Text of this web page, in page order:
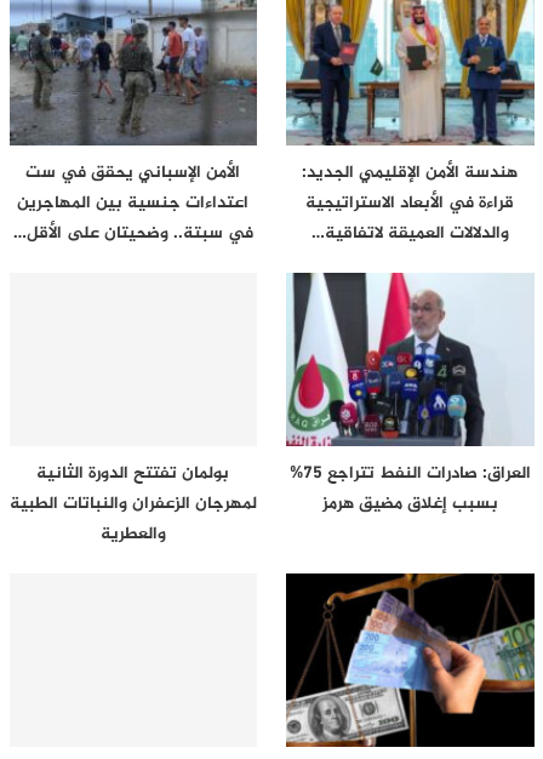
هندسة الأمن الإقليمي الجديد:
قراءة في الأبعاد الاستراتيجية
والدلالات العميقة لاتفاقية…
الأمن الإسباني يحقق في ست
اعتداءات جنسية بين المهاجرين
في سبتة.. وضحيتان على الأقل…
العراق: صادرات النفط تتراجع 75%
بسبب إغلاق مضيق هرمز
بولمان تفتتح الدورة الثانية
لمهرجان الزعفران والنباتات الطبية
والعطرية